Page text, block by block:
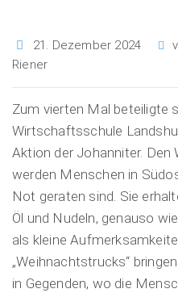
21. Dezember 2024
Riener
Zum vierten Mal beteiligte
Wirtschaftsschule
Aktion der Johanniter. Den
werden Menschen in
Not geraten sind. Sie
Öl und Nudeln, genauso
als kleine
„Weihnachtstrucks“
in Gegenden, wo die